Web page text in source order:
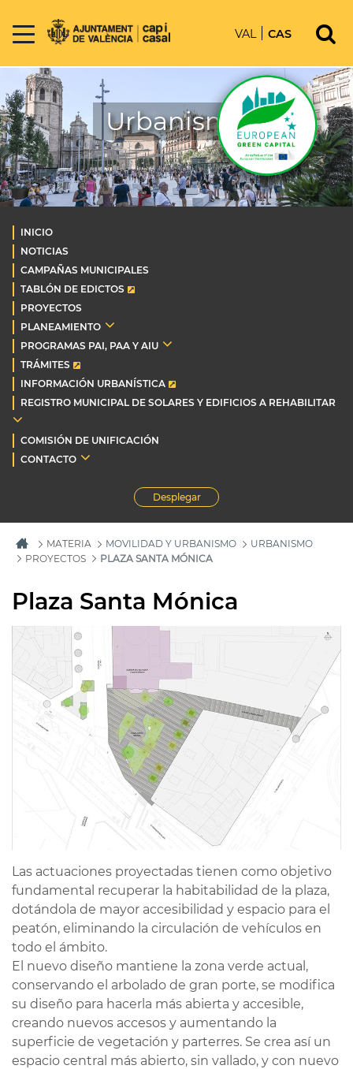
VAL CAS
Urbanismo
INICIO
NOTICIAS
CAMPAÑAS MUNICIPALES
TABLÓN DE EDICTOS
PROYECTOS
PLANEAMIENTO
PROGRAMAS PAI, PAA Y AIU
TRÁMITES
INFORMACIÓN URBANÍSTICA
REGISTRO MUNICIPAL DE SOLARES Y EDIFICIOS A REHABILITAR
COMISIÓN DE UNIFICACIÓN
CONTACTO
Desplegar
MATERIA MOVILIDAD Y URBANISMO
URBANISMO
PROYECTOS
PLAZA SANTA MÓNICA
Plaza Santa Mónica
Las actuaciones proyectadas tienen como objetivo
fundamental recuperar la habitabilidad de la plaza,
dotándola de mayor accesibilidad y espacio para el
peatón, eliminando la circulación de vehículos en
todo el ámbito.
El nuevo diseño mantiene la zona verde actual,
conservando el arbolado de gran porte, se modifica
su diseño para hacerla más abierta y accesible,
creando nuevos accesos y aumentando la
superficie de vegetación y parterres. Se crea así un
espacio central más abierto, sin vallado, y con nuevo